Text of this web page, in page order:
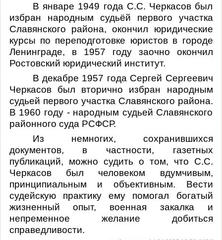
В январе 1949 года С.С. Черкасов был
избран народным судьёй первого участка
Славянского района, окончил юридические
курсы по переподготовке юристов в городе
Ленинграде, в 1957 году заочно окончил
Ростовский юридический институт.
В декабре 1957 года Сергей Сергеевич
Черкасов был вторично избран народным
судьей первого участка Славянского района.
В 1960 году - народным судьей Славянского
районного суда РСФСР.
Из немногих, сохранившихся
документов, в частности, газетных
публикаций, можно судить о том, что С.С.
Черкасов был человеком вдумчивым,
принципиальным и объективным. Вести
судейскую практику ему помогал богатый
жизненный опыт, военная закалка и
непременное желание добиться
справедливости.